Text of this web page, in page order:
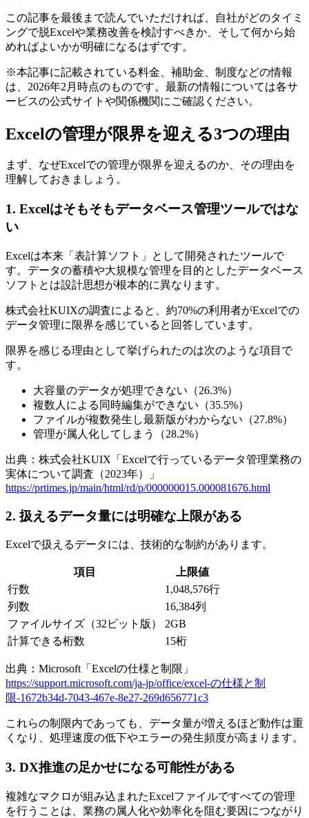
この記事を最後まで読んでいただければ、自社がどのタイミ
ングで脱Excelや業務改善を検討すべきか、そして何から始
めればよいかが明確になるはずです。
※本記事に記載されている料金、補助金、制度などの情報
は、2026年2月時点のものです。最新の情報については各サ
ービスの公式サイトや関係機関にご確認ください。
Excelの管理が限界を迎える3つの理由
まず、なぜExcelでの管理が限界を迎えるのか、その理由を
理解しておきましょう。
1. Excelはそもそもデータベース管理ツールではな
い
Excelは本来「表計算ソフト」として開発されたツールで
す。データの蓄積や大規模な管理を目的としたデータベース
ソフトとは設計思想が根本的に異なります。
株式会社KUIXの調査によると、約70%の利用者がExcelでの
データ管理に限界を感じていると回答しています。
限界を感じる理由として挙げられたのは次のような項目で
す。
大容量のデータが処理できない（26.3%）
複数人による同時編集ができない（35.5%）
ファイルが複数発生し最新版がわからない（27.8%）
管理が属人化してしまう（28.2%）
出典：株式会社KUIX「Excelで行っているデータ管理業務の
実体について調査（2023年）」
https://prtimes.jp/main/html/rd/p/000000015.000081676.html
2. 扱えるデータ量には明確な上限がある
Excelで扱えるデータには、技術的な制約があります。
項目
上限値
行数
1,048,576行
列数
16,384列
ファイルサイズ（32ビット版）
2GB
計算できる桁数
15桁
出典：Microsoft「Excelの仕様と制限」
https://support.microsoft.com/ja-jp/office/excel-の仕様と制
限-1672b34d-7043-467e-8e27-269d656771c3
これらの制限内であっても、データ量が増えるほど動作は重
くなり、処理速度の低下やエラーの発生頻度が高まります。
3. DX推進の足かせになる可能性がある
複雑なマクロが組み込まれたExcelファイルですべての管理
を行うことは、業務の属人化や効率化を阻む要因につながり